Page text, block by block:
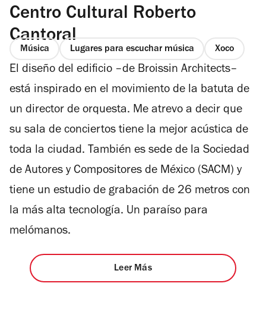
Centro Cultural Roberto
Cantoral
Música Lugares para escuchar música Xoco
El diseño del edificio –de Broissin Architects–
está inspirado en el movimiento de la batuta de
un director de orquesta. Me atrevo a decir que
su sala de conciertos tiene la mejor acústica de
toda la ciudad. También es sede de la Sociedad
de Autores y Compositores de México (SACM) y
tiene un estudio de grabación de 26 metros con
la más alta tecnología. Un paraíso para
melómanos.
Leer Más